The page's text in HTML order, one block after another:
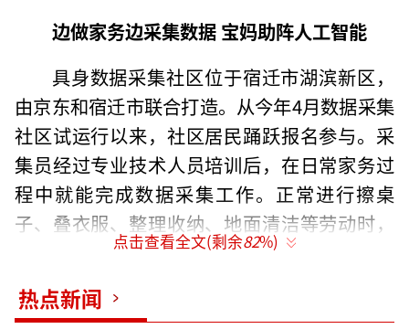
边做家务边采集数据 宝妈助阵人工智能
具身数据采集社区位于宿迁市湖滨新区，
由京东和宿迁市联合打造。从今年4月数据采集
社区试运行以来，社区居民踊跃报名参与。采
集员经过专业技术人员培训后，在日常家务过
程中就能完成数据采集工作。正常进行擦桌
子、叠衣服、整理收纳、地面清洁等劳动时，
头戴的京东自研JoyEgoCam采集终端即可获取
系等关键参数。
点击查看全文(剩余82%)
热点新闻